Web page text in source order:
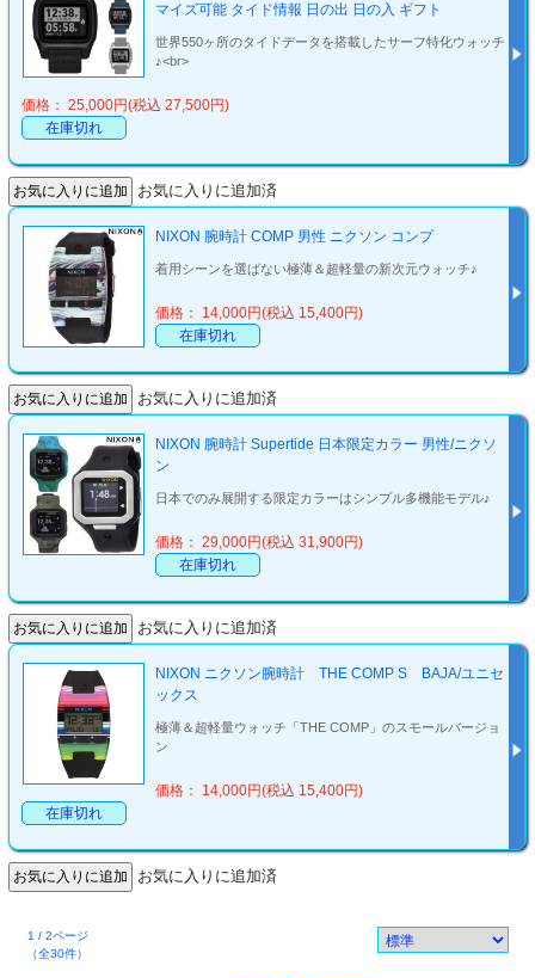
マイズ可能 タイド情報 日の出 日の入 ギフト
世界550ヶ所のタイドデータを搭載したサーフ特化ウォッチ
♪<br>
価格： 25,000円(税込 27,500円)
在庫切れ
お気に入りに追加済
NIXON 腕時計 COMP 男性 ニクソン コンプ
着用シーンを選ばない極薄＆超軽量の新次元ウォッチ♪
価格： 14,000円(税込 15,400円)
在庫切れ
お気に入りに追加済
NIXON 腕時計 Supertide 日本限定カラー 男性/ニクソ
ン
日本でのみ展開する限定カラーはシンプル多機能モデル♪
価格： 29,000円(税込 31,900円)
在庫切れ
お気に入りに追加済
NIXON ニクソン腕時計 THE COMP S BAJA/ユニセ
ックス
極薄＆超軽量ウォッチ「THE COMP」のスモールバージョ
ン
価格： 14,000円(税込 15,400円)
在庫切れ
お気に入りに追加済
1 / 2ページ
（全30件）